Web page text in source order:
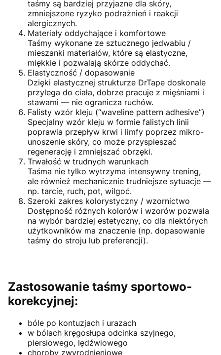
taśmy są bardziej przyjazne dla skóry,
zmniejszone ryzyko podrażnień i reakcji
alergicznych.
Materiały oddychające i komfortowe
Taśmy wykonane ze sztucznego jedwabiu /
mieszanki materiałów, które są elastyczne,
miękkie i pozwalają skórze oddychać.
Elastyczność / dopasowanie
Dzięki elastycznej strukturze DrTape doskonale
przylega do ciała, dobrze pracuje z mięśniami i
stawami — nie ogranicza ruchów.
Falisty wzór kleju (“waveline pattern adhesive”)
Specjalny wzór kleju w formie falistych linii
poprawia przepływ krwi i limfy poprzez mikro-
unoszenie skóry, co może przyspieszać
regenerację i zmniejszać obrzęki.
Trwałość w trudnych warunkach
Taśma nie tylko wytrzyma intensywny trening,
ale również mechanicznie trudniejsze sytuacje —
np. tarcie, ruch, pot, wilgoć.
Szeroki zakres kolorystyczny / wzornictwo
Dostępność różnych kolorów i wzorów pozwala
na wybór bardziej estetyczny, co dla niektórych
użytkowników ma znaczenie (np. dopasowanie
taśmy do stroju lub preferencji).
Zastosowanie taśmy sportowo-
korekcyjnej:
bóle po kontuzjach i urazach
w bólach kręgosłupa odcinka szyjnego,
piersiowego, lędźwiowego
choroby zwyrodnieniowe